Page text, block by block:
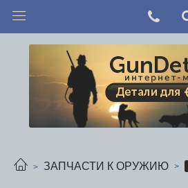
ЗАПЧАСТИ К ОРУЖИЮ